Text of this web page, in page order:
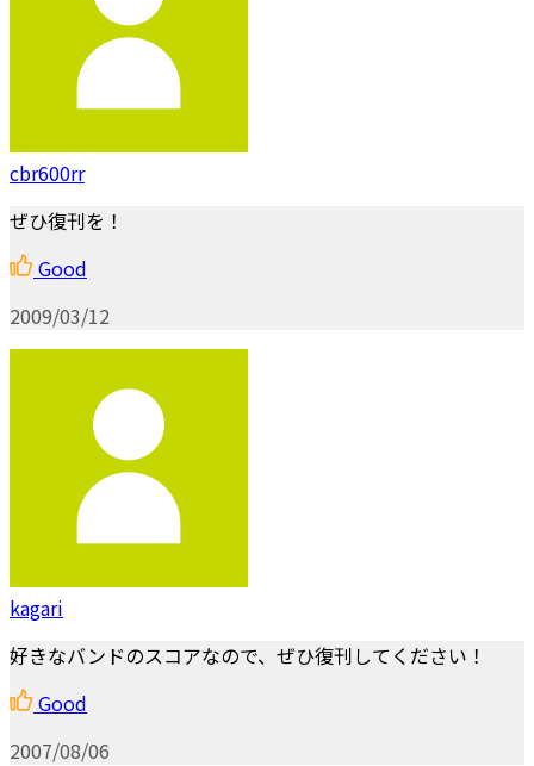
cbr600rr
ぜひ復刊を！
Good
2009/03/12
kagari
好きなバンドのスコアなので、ぜひ復刊してください！
Good
2007/08/06